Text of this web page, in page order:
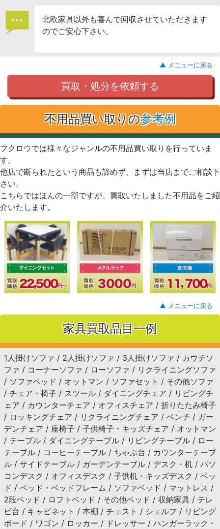
北欧家具以外も喜んで回収させていただきます
のでご安心下さい。
▲ メニューに戻る
買取・処分を依頼する
不用品買い取りの参考例
フクロウでは様々なジャンルの不用品買い取りを行っていま
す。
他店で断られたという商品も諦めず、まずは当店までご相談下
さい。
こちらではほんの一部ですが、買取いたしました不用品をご紹
介いたします。
▲ メニューに戻る
家具買取品目一例
1人掛けソファ / 2人掛けソファ / 3人掛けソファ / カウチソ
ファ / コーナーソファ / ローソファ / リクライニングソファ
/ ソファベッド / オットマン / ソファセット / その他ソファ
/ チェア・椅子 / スツール / ダイニングチェア / リビングチ
ェア / カウンターチェア / オフィスチェア / 折りたたみ椅子
/ ロッキングチェア / リクライニングチェア / ベンチ / ガー
デンチェア / 座椅子 / 子供椅子・キッズチェア / オットマン
/ テーブル / ダイニングテーブル / リビングテーブル / ロー
テーブル / コーヒーテーブル / ちゃぶ台 / カウンターテーブ
ル / サイドテーブル / ガーデンテーブル / デスク・机 / パソ
コンデスク / オフィスデスク / 子供机・キッズデスク / ベッ
ド / ベッド・ベッドフレーム / ソファベッド / マットレス /
2段ベッド / ロフトベッド / その他ベッド / 収納家具 / テレ
ビ台 / キャビネット / 本棚 / チェスト / シェルフ / リビング
ボード / ワゴン / ロッカー / ドレッサー / ハンガーラック・